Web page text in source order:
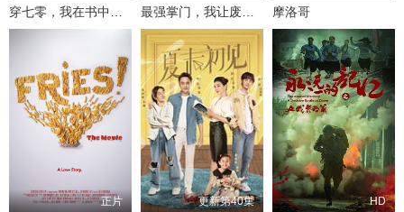
穿七零，我在书中挺好的 最强掌门，我让废柴宗门碾压三界 摩洛哥
正片 更新第40集 HD